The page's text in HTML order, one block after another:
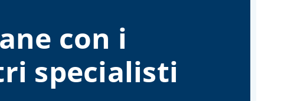
con i
specialisti